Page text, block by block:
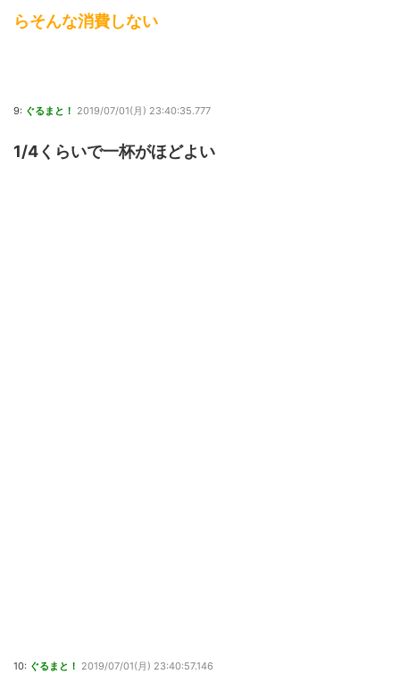
らそんな消費しない
9: ぐるまと！ 2019/07/01(月) 23:40:35.777
1/4くらいで一杯がほどよい
10: ぐるまと！ 2019/07/01(月) 23:40:57.146